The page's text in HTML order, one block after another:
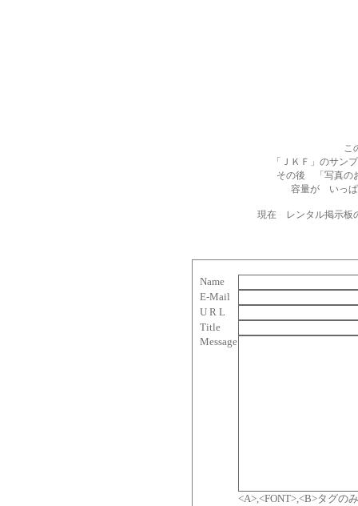
こ
「ＪＫＦ」のサン
その後 「写真の
容量が いっぱ
現在 レンタル掲示板
Name
E-Mail
U R L
Title
Message
<A>,<FONT>,<B>タグの